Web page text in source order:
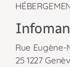
Rue Eugène-
25 1227